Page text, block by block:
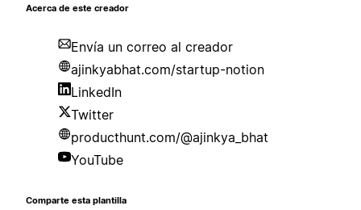
Acerca de este creador
Envía un correo al creador
ajinkyabhat.com/startup-notion
LinkedIn
Twitter
producthunt.com/@ajinkya_bhat
YouTube
Comparte esta plantilla